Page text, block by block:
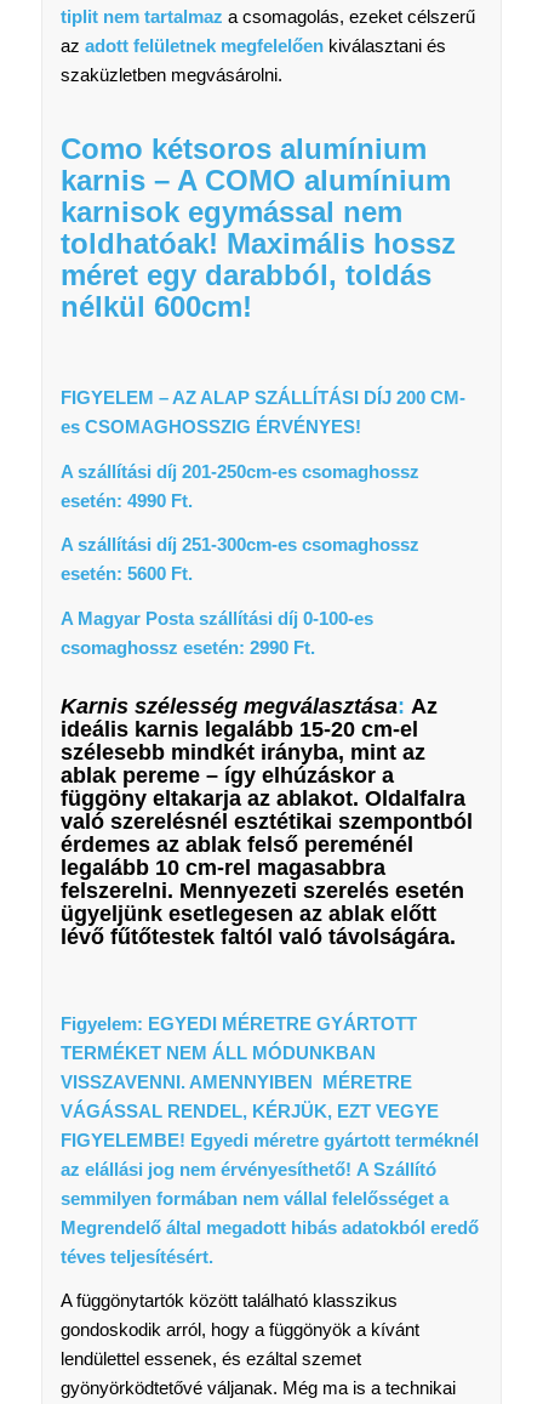
tiplit nem tartalmaz a csomagolás, ezeket célszerű
az adott felületnek megfelelőenkiválasztani és
szaküzletben megvásárolni.
Como kétsoros alumínium
karnis – A COMO alumínium
karnisok egymással nem
toldhatóak! Maximális hossz
méret egy darabból, toldás
nélkül 600cm!
FIGYELEM – AZ ALAP SZÁLLÍTÁSI DÍJ 200 CM-
es CSOMAGHOSSZIG ÉRVÉNYES!
A szállítási díj 201-250cm-es csomaghossz
esetén: 4990 Ft.
A szállítási díj 251-300cm-es csomaghossz
esetén: 5600 Ft.
A Magyar Posta szállítási díj 0-100-es
csomaghossz esetén: 2990 Ft.
Karnis szélesség megválasztása: Az
ideális karnis legalább 15-20 cm-el
szélesebb mindkét irányba, mint az
ablak pereme – így elhúzáskor a
függöny eltakarja az ablakot. Oldalfalra
való szerelésnél esztétikai szempontból
érdemes az ablak felső pereménél
legalább 10 cm-rel magasabbra
felszerelni. Mennyezeti szerelés esetén
ügyeljünk esetlegesen az ablak előtt
lévő fűtőtestek faltól való távolságára.
Figyelem: EGYEDI MÉRETRE GYÁRTOTT
TERMÉKET NEM ÁLL MÓDUNKBAN
VISSZAVENNI. AMENNYIBEN MÉRETRE
VÁGÁSSAL RENDEL, KÉRJÜK, EZT VEGYE
FIGYELEMBE! Egyedi méretre gyártott terméknél
az elállási jog nem érvényesíthető! A Szállító
semmilyen formában nem vállal felelősséget a
Megrendelő által megadott hibás adatokból eredő
téves teljesítésért.
A függönytartók között található klasszikus
gondoskodik arról, hogy a függönyök a kívánt
lendülettel essenek, és ezáltal szemet
gyönyörködtetővé váljanak. Még ma is a technikai